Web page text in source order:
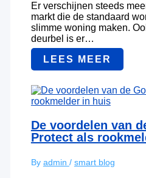
Er verschijnen steeds
markt die de standaard
slimme woning maken.
deurbel is er…
LEES MEER
De voordelen van
Protect als
By admin / smart blog